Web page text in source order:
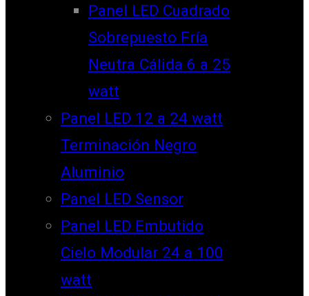
Panel LED Cuadrado
Sobrepuesto Fría
Neutra Cálida 6 a 25
watt
Panel LED 12 a 24 watt
Terminación Negro
Aluminio
Panel LED Sensor
Panel LED Embutido
Cielo Modular 24 a 100
watt